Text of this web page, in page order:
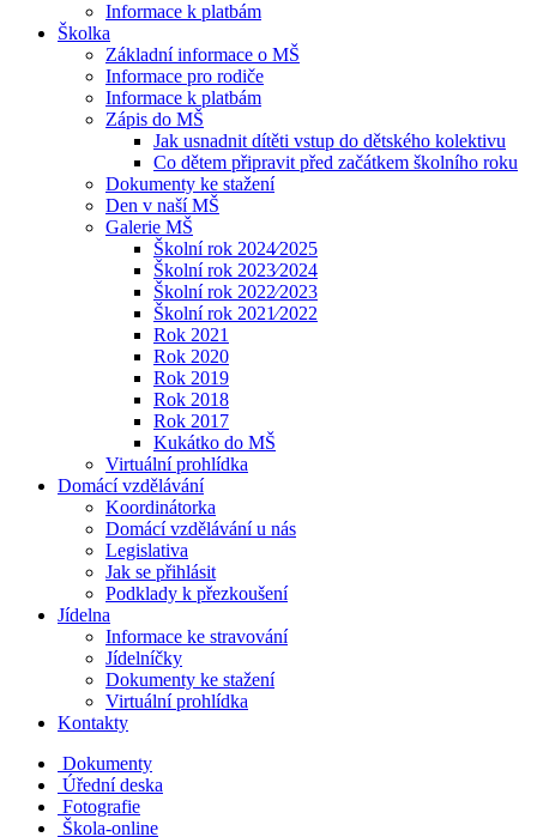
Informace k platbám
Školka
Základní informace o MŠ
Informace pro rodiče
Informace k platbám
Zápis do MŠ
Jak usnadnit dítěti vstup do dětského kolektivu
Co dětem připravit před začátkem školního roku
Dokumenty ke stažení
Den v naší MŠ
Galerie MŠ
Školní rok 2024⁄2025
Školní rok 2023⁄2024
Školní rok 2022⁄2023
Školní rok 2021⁄2022
Rok 2021
Rok 2020
Rok 2019
Rok 2018
Rok 2017
Kukátko do MŠ
Virtuální prohlídka
Domácí vzdělávání
Koordinátorka
Domácí vzdělávání u nás
Legislativa
Jak se přihlásit
Podklady k přezkoušení
Jídelna
Informace ke stravování
Jídelníčky
Dokumenty ke stažení
Virtuální prohlídka
Kontakty
Dokumenty
Úřední deska
Fotografie
Škola-online